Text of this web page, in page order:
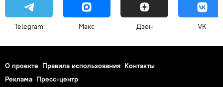
Telegram Макс Дзен VK
О проекте Правила использования Контакты
Реклама Пресс-центр